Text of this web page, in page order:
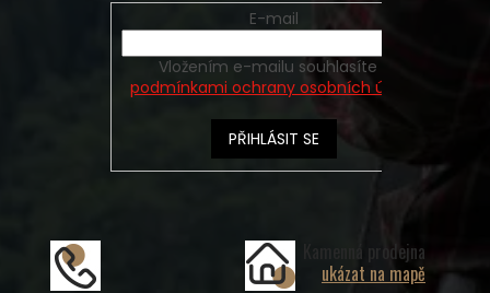
E-mail
podmínkami ochrany osobních údajů
PŘIHLÁSIT SE
Kamenná prodejna
ukázat na mapě